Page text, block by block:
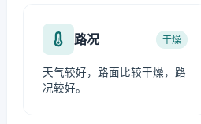
路况 干燥
天气较好，路面比较干燥，路
况较好。